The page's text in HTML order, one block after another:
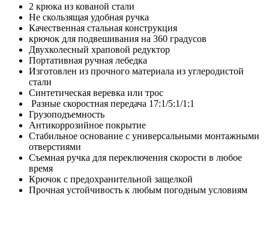
2 крюка из кованой стали
Не скользящая удобная ручка
Качественная стальная конструкция
крючок для подвешивания на 360 градусов
Двухколесный храповой редуктор
Портативная ручная лебедка
Изготовлен из прочного материала из углеродистой
стали
Синтетическая веревка или трос
Разные скоростная передача 17:1/5:1/1:1
Грузоподъемность
Антикоррозийное покрытие
Стабильное основание с универсальными монтажными
отверстиями
Съемная ручка для переключения скорости в любое
время
Крючок с предохранительной защелкой
Прочная устойчивость к любым погодным условиям